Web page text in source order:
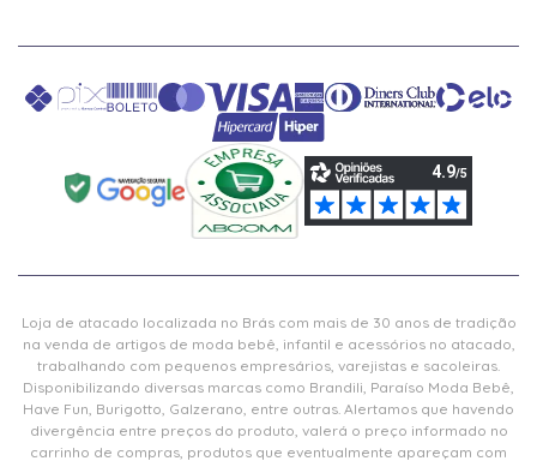
Loja de atacado localizada no Brás com mais de 30 anos de tradição
na venda de artigos de moda bebê, infantil e acessórios no atacado,
trabalhando com pequenos empresários, varejistas e sacoleiras.
Disponibilizando diversas marcas como Brandili, Paraíso Moda Bebê,
Have Fun, Burigotto, Galzerano, entre outras. Alertamos que havendo
divergência entre preços do produto, valerá o preço informado no
carrinho de compras, produtos que eventualmente apareçam com